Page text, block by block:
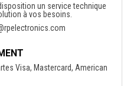
un service technique
à vos besoins.
Visa, Mastercard, American